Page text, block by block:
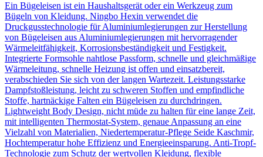
Ein Bügeleisen ist ein Haushaltsgerät oder ein Werkzeug zum
Bügeln von Kleidung. Ningbo Hexin verwendet die
Druckgusstechnologie für Aluminiumlegierungen zur Herstellung
von Bügeleisen aus Aluminiumlegierungen mit hervorragender
Wärmeleitfähigkeit, Korrosionsbeständigkeit und Festigkeit.
Integrierte Formsohle nahtlose Passform, schnelle und gleichmäßige
Wärmeleitung, schnelle Heizung ist offen und einsatzbereit,
verabschieden Sie sich von der langen Wartezeit. Leistungsstarke
Dampfstoßleistung, leicht zu schweren Stoffen und empfindliche
Stoffe, hartnäckige Falten ein Bügeleisen zu durchdringen.
Lightweight Body Design, nicht müde zu halten für eine lange Zeit,
mit intelligenten Thermostat-System, genaue Anpassung an eine
Vielzahl von Materialien, Niedertemperatur-Pflege Seide Kaschmir,
Hochtemperatur hohe Effizienz und Energieeinsparung. Anti-Tropf-
Technologie zum Schutz der wertvollen Kleidung, flexible